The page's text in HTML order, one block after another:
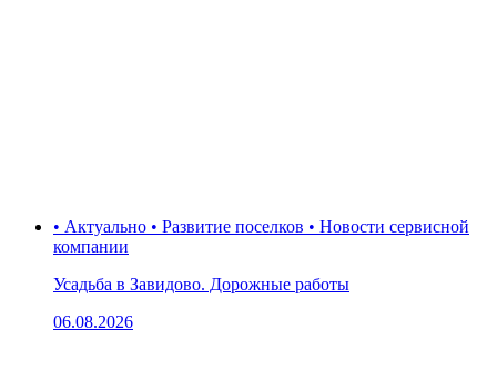
• Актуально • Развитие поселков • Новости сервисной
компании
Усадьба в Завидово. Дорожные работы
06.08.2026